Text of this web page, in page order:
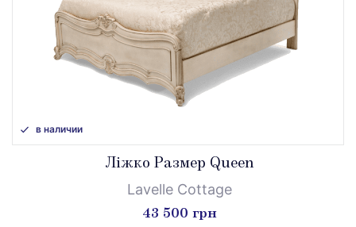
в наличии
Ліжко Размер Queen
Lavelle Cottage
43 500 грн